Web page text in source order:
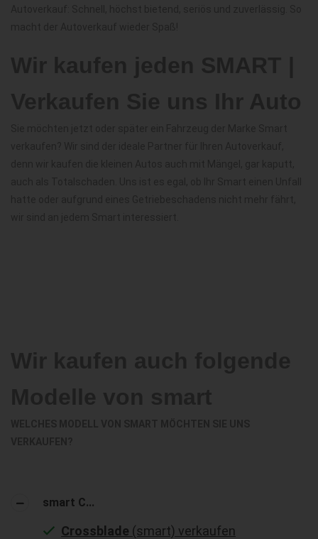
smart C...
Crossblade (smart) verkaufen